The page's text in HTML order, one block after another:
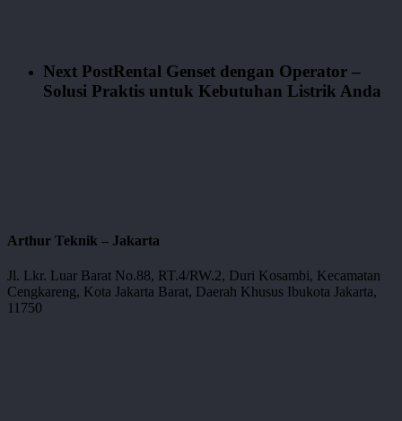
Next PostRental Genset dengan Operator –
Solusi Praktis untuk Kebutuhan Listrik Anda
Arthur Teknik – Jakarta
Jl. Lkr. Luar Barat No.88, RT.4/RW.2, Duri Kosambi, Kecamatan
Cengkareng, Kota Jakarta Barat, Daerah Khusus Ibukota Jakarta,
11750